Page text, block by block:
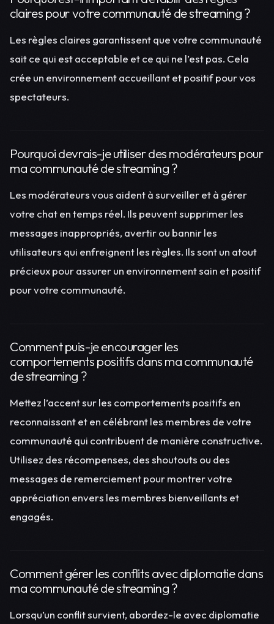
claires pour votre communauté de streaming ?
Les règles claires garantissent que votre communauté
sait ce qui est acceptable et ce qui ne l’est pas. Cela
crée un environnement accueillant et positif pour vos
spectateurs.
Pourquoi devrais-je utiliser des modérateurs pour
ma communauté de streaming ?
Les modérateurs vous aident à surveiller et à gérer
votre chat en temps réel. Ils peuvent supprimer les
messages inappropriés, avertir ou bannir les
utilisateurs qui enfreignent les règles. Ils sont un atout
précieux pour assurer un environnement sain et positif
pour votre communauté.
Comment puis-je encourager les
comportements positifs dans ma communauté
de streaming ?
Mettez l’accent sur les comportements positifs en
reconnaissant et en célébrant les membres de votre
communauté qui contribuent de manière constructive.
Utilisez des récompenses, des shoutouts ou des
messages de remerciement pour montrer votre
appréciation envers les membres bienveillants et
engagés.
Comment gérer les conflits avec diplomatie dans
ma communauté de streaming ?
Lorsqu’un conflit survient, abordez-le avec diplomatie